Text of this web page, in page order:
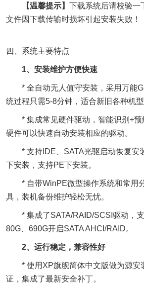
【温馨提示】 下载系统后请校验一
文件因下载传输时损坏引起安装失败！
四、系统主要特点
1、安装维护方便快速
* 全自动无人值守安装，采用万能
统过程只需5-8分钟，适合新旧各种机型
* 集成常见硬件驱动，智能识别+预
硬件可以快速自动安装相应的驱动。
* 支持IDE、SATA光驱启动恢复安
下安装，支持PE下安装。
* 自带WinPE微型操作系统和常用
具，装机备份维护轻松无忧。
* 集成了SATA/RAID/SCSI驱动，支
80G、690G开启SATA AHCI/RAID。
2、运行稳定，兼容性好
* 使用XP旗舰简体中文版做为源安
证，集成了最新安全补丁。